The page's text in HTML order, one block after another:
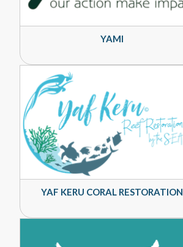
YAMI
YAF KERU CORAL RESTORATION